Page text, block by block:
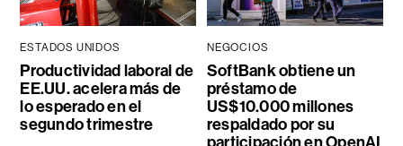
ESTADOS UNIDOS
Productividad laboral de
EE.UU. acelera más de
lo esperado en el
segundo trimestre
NEGOCIOS
SoftBank obtiene un
préstamo de
US$10.000 millones
respaldado por su